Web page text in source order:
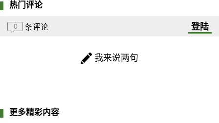
热门评论
0 条评论 登陆
我来说两句
更多精彩内容